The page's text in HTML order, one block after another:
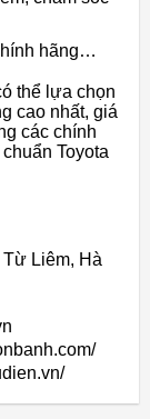
hãng…
thể lựa chọn
cao nhất, giá
các chính
Toyota
Liêm, Hà